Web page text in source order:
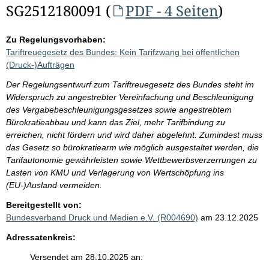
SG2512180091 (
PDF - 4 Seiten)
Zu Regelungsvorhaben:
Tariftreuegesetz des Bundes: Kein Tarifzwang bei öffentlichen
(Druck-)Aufträgen
Der Regelungsentwurf zum Tariftreuegesetz des Bundes steht im
Widerspruch zu angestrebter Vereinfachung und Beschleunigung
des Vergabebeschleunigungsgesetzes sowie angestrebtem
Bürokratieabbau und kann das Ziel, mehr Tarifbindung zu
erreichen, nicht fördern und wird daher abgelehnt. Zumindest muss
das Gesetz so bürokratiearm wie möglich ausgestaltet werden, die
Tarifautonomie gewährleisten sowie Wettbewerbsverzerrungen zu
Lasten von KMU und Verlagerung von Wertschöpfung ins
(EU-)Ausland vermeiden.
Bereitgestellt von:
Bundesverband Druck und Medien e.V. (R004690) am 23.12.2025
Adressatenkreis:
Versendet am 28.10.2025 an: